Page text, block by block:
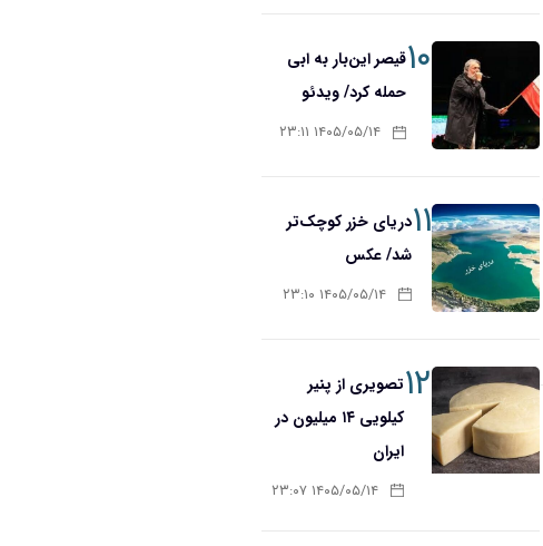
۱۰قیصر این‌بار به ابی
حمله کرد/ ویدئو
۱۴۰۵/۰۵/۱۴ ۲۳:۱۱
۱۱دریای خزر کوچک‌تر
شد/ عکس
۱۴۰۵/۰۵/۱۴ ۲۳:۱۰
۱۲تصویری از پنیر
کیلویی ۱۴ میلیون در
ایران
۱۴۰۵/۰۵/۱۴ ۲۳:۰۷